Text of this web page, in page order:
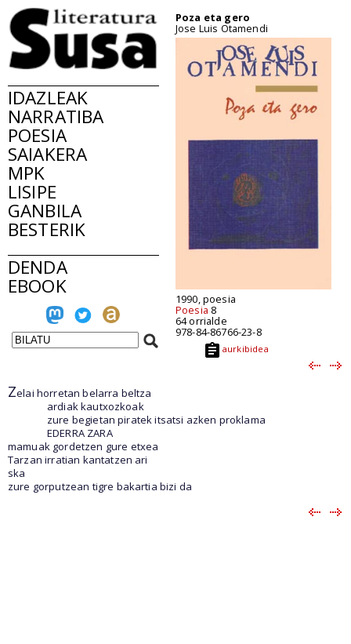
IDAZLEAK
NARRATIBA
POESIA
SAIAKERA
MPK
LISIPE
GANBILA
BESTERIK
DENDA
EBOOK
Poza eta gero
Jose Luis Otamendi
1990, poesia
Poesia 8
64 orrialde
978-84-86766-23-8
aurkibidea
Zelai horretan belarra beltza
ardiak kautxozkoak
zure begietan piratek itsatsi azken proklama
EDERRA ZARA
mamuak gordetzen gure etxea
Tarzan irratian kantatzen ari
ska
zure gorputzean tigre bakartia bizi da